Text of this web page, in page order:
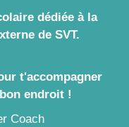
dédiée à la
de SVT.
t'accompagner
endroit !
Coach